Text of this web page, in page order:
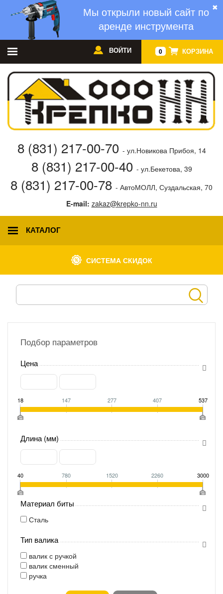
✖
Мы открыли новый сайт по
аренде инструмента
0 КОРЗИНА
ВОЙТИ
8 (831) 217-00-70 - ул.Новикова Прибоя, 14
8 (831) 217-00-40 - ул.Бекетова, 39
8 (831) 217-00-78 - АвтоМОЛЛ, Суздальская, 70
E-mail: zakaz@krepko-nn.ru
КАТАЛОГ
СИСТЕМА СКИДОК
Подбор параметров
Цена
18 147 277 407 537
Длина (мм)
40 780 1520 2260 3000
Материал биты
Сталь
Тип валика
валик с ручкой
валик сменный
ручка